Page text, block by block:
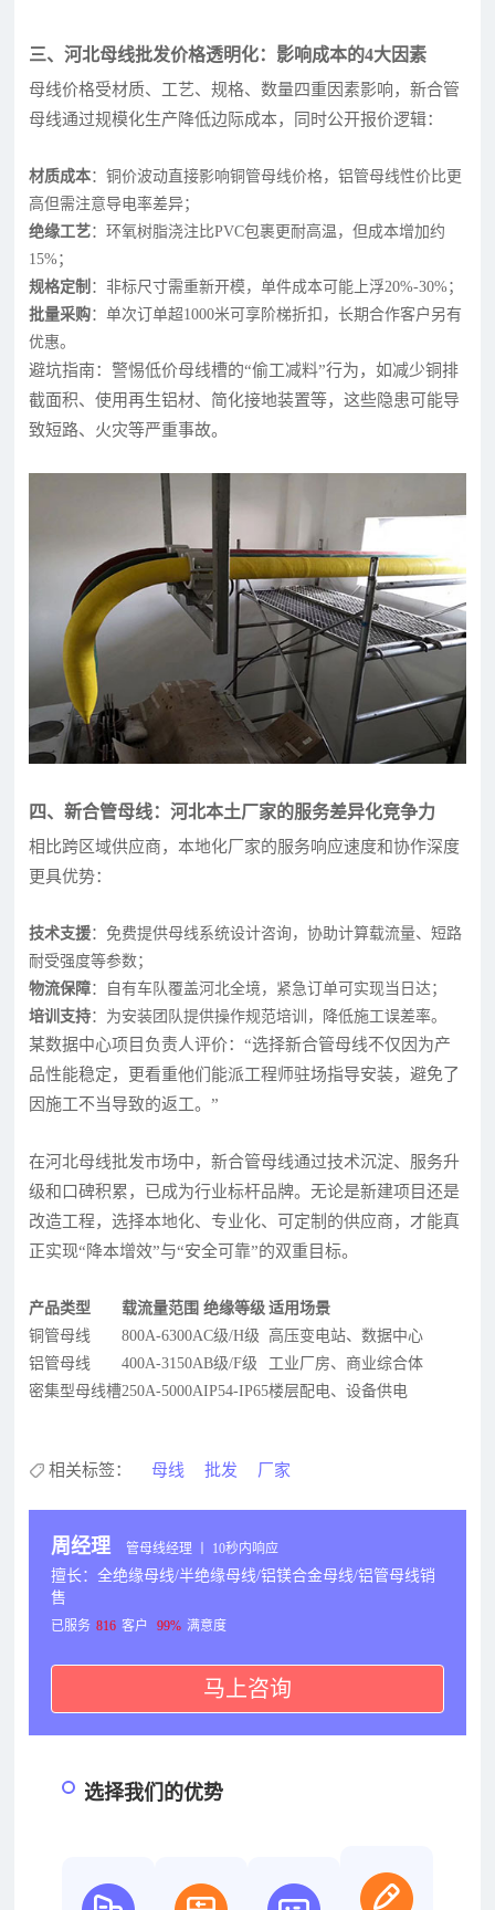
三、河北母线批发价格透明化：影响成本的4大因素
母线价格受材质、工艺、规格、数量四重因素影响，新合管
母线通过规模化生产降低边际成本，同时公开报价逻辑：
材质成本：铜价波动直接影响铜管母线价格，铝管母线性价比更
高但需注意导电率差异；
绝缘工艺：环氧树脂浇注比PVC包裹更耐高温，但成本增加约
15%；
规格定制 ：非标尺寸需重新开模，单件成本可能上浮20%-30%；
批量采购：单次订单超1000米可享阶梯折扣，长期合作客户另有
优惠。
避坑指南：警惕低价母线槽的“偷工减料”行为，如减少铜排
截面积、使用再生铝材、简化接地装置等，这些隐患可能导
致短路、火灾等严重事故。
四、新合管母线：河北本土厂家的服务差异化竞争力
相比跨区域供应商，本地化厂家的服务响应速度和协作深度
更具优势：
技术支援：免费提供母线系统设计咨询，协助计算载流量、短路
耐受强度等参数；
物流保障：自有车队覆盖河北全境，紧急订单可实现当日达；
培训支持：为安装团队提供操作规范培训，降低施工误差率。
某数据中心项目负责人评价：“选择新合管母线不仅因为产
品性能稳定，更看重他们能派工程师驻场指导安装，避免了
因施工不当导致的返工。”
在河北母线批发市场中，新合管母线通过技术沉淀、服务升
级和口碑积累，已成为行业标杆品牌。无论是新建项目还是
改造工程，选择本地化、专业化、可定制的供应商，才能真
正实现“降本增效”与“安全可靠”的双重目标。
产品类型 载流量范围 绝缘等级 适用场景
铜管母线
800A-6300AC级/H级
高压变电站、数据中心
铝管母线
400A-3150AB级/F级
工业厂房、商业综合体
密集型母线槽250A-5000AIP54-IP65楼层配电、设备供电
相关标签： 母线 批发 厂家
周经理 管母线经理 丨 10秒内响应
擅长：全绝缘母线/半绝缘母线/铝镁合金母线/铝管母线销
售
已服务 816 客户 99% 满意度
马上咨询
选择我们的优势